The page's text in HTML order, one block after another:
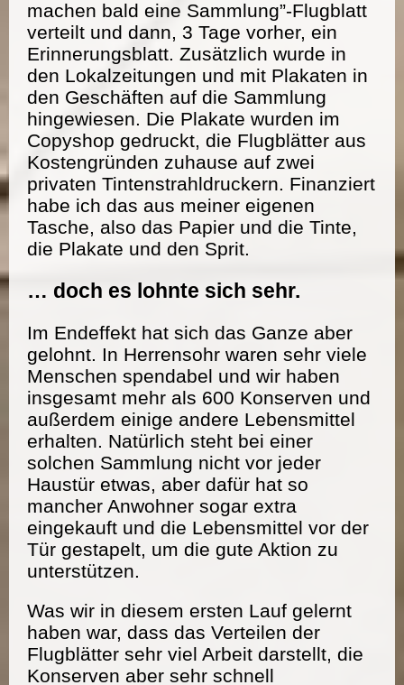
machen bald eine Sammlung”-Flugblatt
verteilt und dann, 3 Tage vorher, ein
Erinnerungsblatt. Zusätzlich wurde in
den Lokalzeitungen und mit Plakaten in
den Geschäften auf die Sammlung
hingewiesen. Die Plakate wurden im
Copyshop gedruckt, die Flugblätter aus
Kostengründen zuhause auf zwei
privaten Tintenstrahldruckern. Finanziert
habe ich das aus meiner eigenen
Tasche, also das Papier und die Tinte,
die Plakate und den Sprit.
… doch es lohnte sich sehr.
Im Endeffekt hat sich das Ganze aber
gelohnt. In Herrensohr waren sehr viele
Menschen spendabel und wir haben
insgesamt mehr als 600 Konserven und
außerdem einige andere Lebensmittel
erhalten. Natürlich steht bei einer
solchen Sammlung nicht vor jeder
Haustür etwas, aber dafür hat so
mancher Anwohner sogar extra
eingekauft und die Lebensmittel vor der
Tür gestapelt, um die gute Aktion zu
unterstützen.
Was wir in diesem ersten Lauf gelernt
haben war, dass das Verteilen der
Flugblätter sehr viel Arbeit darstellt, die
Konserven aber sehr schnell